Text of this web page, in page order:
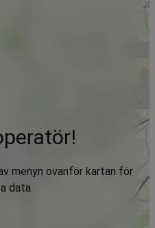
menyn ovanför kartan för
data.